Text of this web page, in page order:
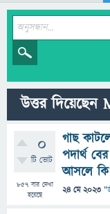
উত্তর
0
টি ভোট
857বার দেখা
হয়েছে
গাছ
পদার্থ
আসলে কি
24 মে 2023 "